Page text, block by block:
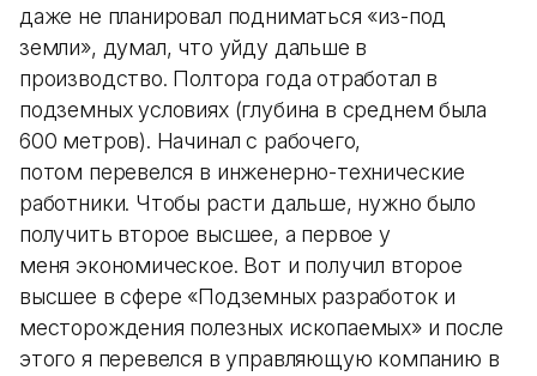
даже не планировал подниматься «из-под
земли», думал, что уйду дальше в
производство. Полтора года отработал в
подземных условиях (глубина в среднем была
600 метров). Начинал с рабочего,
потом перевелся в инженерно-технические
работники. Чтобы расти дальше, нужно было
получить второе высшее, а первое у
меня экономическое. Вот и получил второе
высшее в сфере «Подземных разработок и
месторождения полезных ископаемых» и после
этого я перевелся в управляющую компанию в